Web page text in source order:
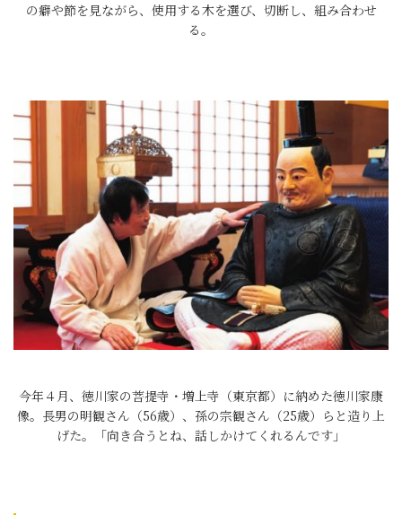
の癖や節を見ながら、使用する木を選び、切断し、組み合わせ
る。
今年４月、徳川家の菩提寺・増上寺（東京都）に納めた徳川家康
像。長男の明観さん（56歳）、孫の宗観さん（25歳）らと造り上
げた。「向き合うとね、話しかけてくれるんです」